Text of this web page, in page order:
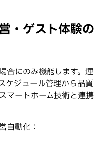
・ゲスト体験の
合にのみ機能します。運
ケジュール管理から品質
マートホーム技術と連携
自動化：